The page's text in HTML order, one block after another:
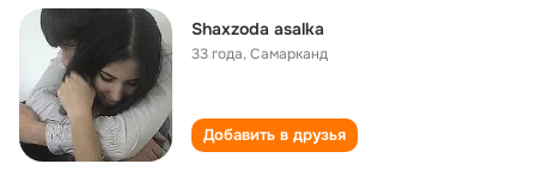
Shaxzoda asalka
33 года,Самарканд
Добавить в друзья